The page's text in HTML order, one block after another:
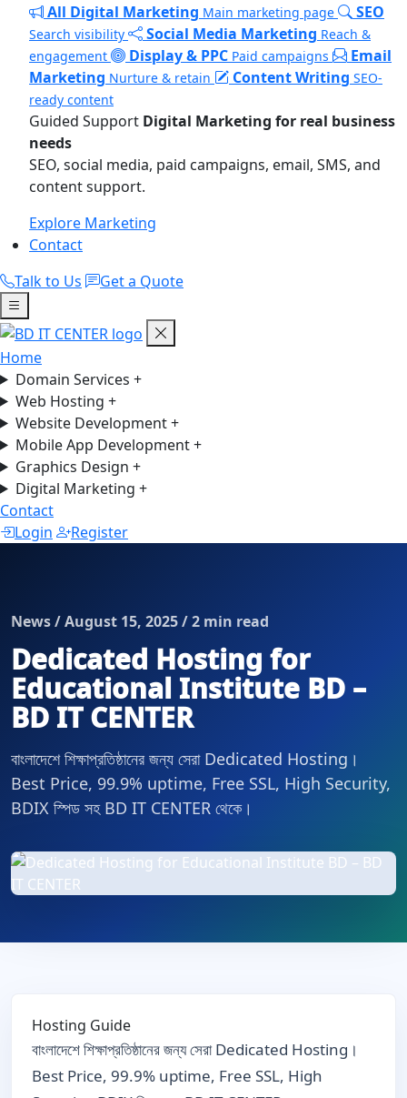
All Digital Marketing Main marketing page SEO
Search visibility Social Media Marketing Reach &
engagement
Display & PPC Paid campaigns
Email
Marketing Nurture & retain Content Writing SEO-
ready content
Guided Support Digital Marketing for real business
needs
SEO, social media, paid campaigns, email, SMS, and
content support.
Explore Marketing
Contact
Talk to Us
Get a Quote
Home
Domain Services +
Web Hosting +
Website Development+
Mobile App Development+
Graphics Design +
Digital Marketing +
Contact
Login
Register
News / August 15, 2025 / 2 min read
Dedicated Hosting for
Educational Institute BD –
BD IT CENTER
বাংলাদেশে শিক্ষাপ্রতিষ্ঠানের জন্য সেরা Dedicated Hosting।
Best Price, 99.9% uptime, Free SSL, High Security,
BDIX স্পিড সহ BD IT CENTER থেকে।
Hosting Guide
বাংলাদেশে শিক্ষাপ্রতিষ্ঠানের জন্য সেরা Dedicated Hosting।
Best Price, 99.9% uptime, Free SSL, High